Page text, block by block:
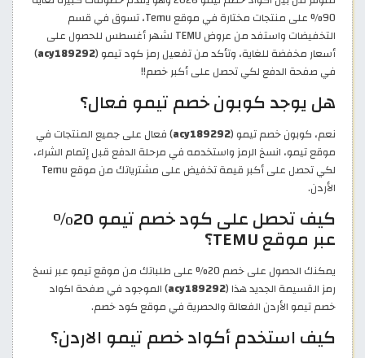
90% على منتجات مختارة في موقع Temu، تسوق في قسم
التخفيضات واستفد من عروض TEMU لشهر أغسطس للحصول على
أسعار مخفضة للغاية، وتأكد من تفعيل رمز كود تيمو (acy189292
)
في صفحة الدفع لكي تحصل على أكبر خصم!!
هل يوجد كوبون خصم تيمو فعال؟
نعم، كوبون خصم تيمو (acy189292) فعال على جميع المنتجات في
موقع تيمو، انسخ الرمز واستخدمه في مرحلة الدفع قبل إتمام الشراء،
لكي تحصل على أكبر قيمة تخفيض على مشترياتك من موقع Temu
الأردن.
كيف تحصل على كود خصم تيمو 20%
عبر موقع TEMU؟
يمكنك الحصول على خصم 20% على طلباتك من موقع تيمو عبر نسخ
رمز القسيمة الجديد هذا (acy189292) الموجود في صفحة اكواد
خصم تيمو الأردن الفعالة والحصرية في موقع كود خصم.
كيف استخدم أكواد خصم تيمو الاردن؟